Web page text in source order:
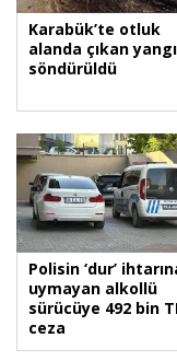
Karabük’te otluk
alanda çıkan
söndürüldü
Polisin ‘dur’
uymayan alkollü
sürücüye 492 bin
ceza